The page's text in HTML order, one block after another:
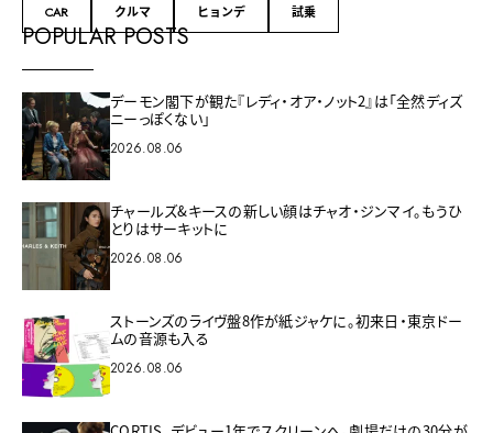
CAR クルマ ヒョンデ 試乗
POPULAR POSTS
デーモン閣下が観た『レディ・オア・ノット2』は「全然ディズ
ニーっぽくない」
2026.08.06
チャールズ&キースの新しい顔はチャオ・ジンマイ。もうひ
とりはサーキットに
2026.08.06
ストーンズのライヴ盤8作が紙ジャケに。初来日・東京ドー
ムの音源も入る
2026.08.06